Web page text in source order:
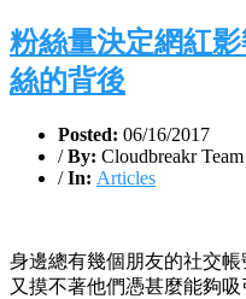
粉絲量決定網紅
絲的背後
Posted: 06/16/2017
/ By: Cloudbreakr Team
/ In: Articles
身邊總有幾個朋友的社交
又摸不著他們憑甚麼能夠